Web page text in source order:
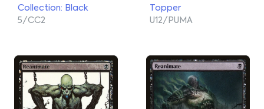
Collection: Black
5/CC2
Topper
U12/PUMA